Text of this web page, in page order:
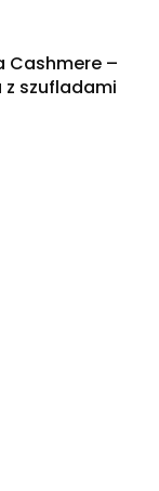
Cashmere –
szufladami